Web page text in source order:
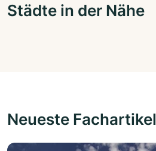
Städte in der Nähe
Neueste Fachartikel